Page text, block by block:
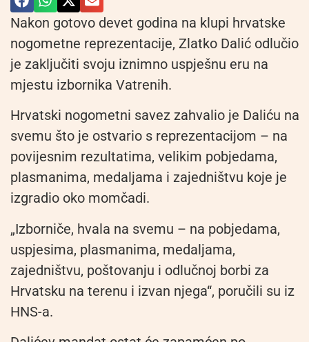
Nakon gotovo devet godina na klupi hrvatske
nogometne reprezentacije, Zlatko Dalić odlučio
je zaključiti svoju iznimno uspješnu eru na
mjestu izbornika Vatrenih.
Hrvatski nogometni savez zahvalio je Daliću na
svemu što je ostvario s reprezentacijom – na
povijesnim rezultatima, velikim pobjedama,
plasmanima, medaljama i zajedništvu koje je
izgradio oko momčadi.
„Izborniče, hvala na svemu – na pobjedama,
uspjesima, plasmanima, medaljama,
zajedništvu, poštovanju i odlučnoj borbi za
Hrvatsku na terenu i izvan njega“, poručili su iz
HNS-a.